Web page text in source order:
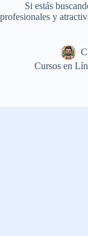
Si estás
profesionales y
Cursos en